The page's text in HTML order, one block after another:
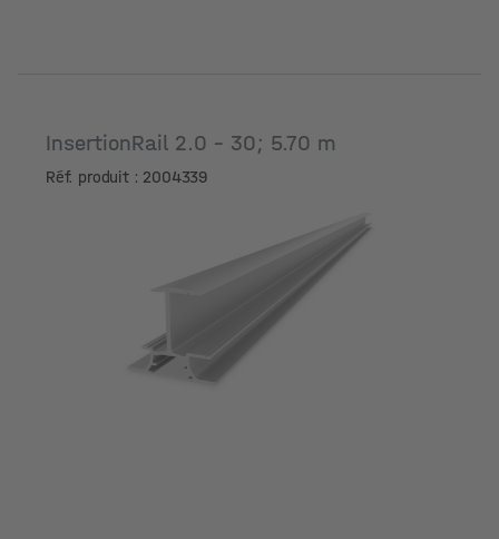
InsertionRail 2.0 - 30; 5.70 m
Réf. produit : 2004339